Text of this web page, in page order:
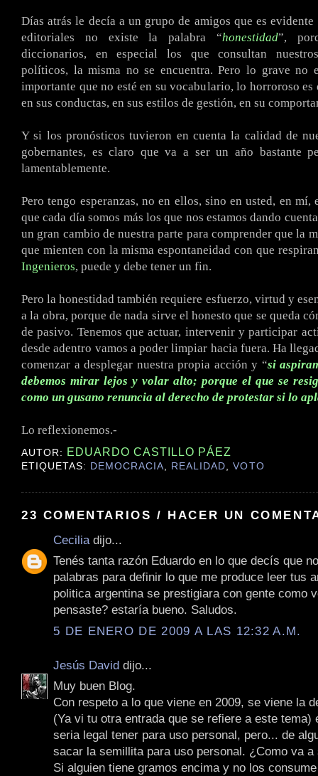
Días atrás le decía a un grupo de amigos que es evidente
editoriales no existe la palabra “honestidad”,
diccionarios, en especial los que consultan
políticos, la misma no se encuentra. Pero lo grave no
importante que no esté en su vocabulario, lo horroroso es
en sus conductas, en sus estilos de gestión, en su
Y si los pronósticos tuvieron en cuenta la calidad de
gobernantes, es claro que va a ser un año bastante
lamentablemente.
Pero tengo esperanzas, no en ellos, sino en usted, en mí,
que cada día somos más los que nos estamos dando
un gran cambio de nuestra parte para comprender que la
que mienten con la misma espontaneidad con que
Ingenieros, puede y debe tener un fin.
Pero la honestidad también requiere esfuerzo, virtud y
a la obra, porque de nada sirve el honesto que se queda
de pasivo. Tenemos que actuar, intervenir y participar
desde adentro vamos a poder limpiar hacia fuera. Ha
comenzar a desplegar nuestra propia acción y “si
debemos mirar lejos y volar alto; porque el que se
como un gusano renuncia al derecho de protestar si lo
Lo reflexionemos.-
AUTOR: EDUARDO CASTILLO PÁEZ
ETIQUETAS: DEMOCRACIA, REALIDAD,VOTO
23 COMENTARIOS / HACER UN
Cecilia dijo...
Tenés tanta razón Eduardo en lo que decís que
palabras para definir lo que me produce leer tus
politica argentina se prestigiara con gente como
pensaste? estaría bueno. Saludos.
5 DE ENERO DE 2009 A LAS 12:32 A.M.
Jesús David dijo...
Muy buen Blog.
Con respeto a lo que viene en 2009, se viene la
(Ya vi tu otra entrada que se refiere a este tema)
seria legal tener para uso personal, pero... de
sacar la semillita para uso personal. ¿Como va a
Si alguien tiene gramos encima y no los